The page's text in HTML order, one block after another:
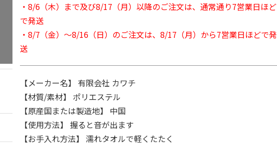
・8/6（木）まで及び8/17（月）以降のご注文は、通常通り7営業日ほど
で発送
・8/7（金）～8/16（日）のご注文は、8/17（月）から7営業日ほどで発
送
【メーカー名】 有限会社 カワチ
【材質/素材】 ポリエステル
【原産国または製造地】 中国
【使用方法】 握ると音が出ます
【お手入れ方法】 濡れタオルで軽くたたく